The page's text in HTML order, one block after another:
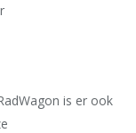
is er ook